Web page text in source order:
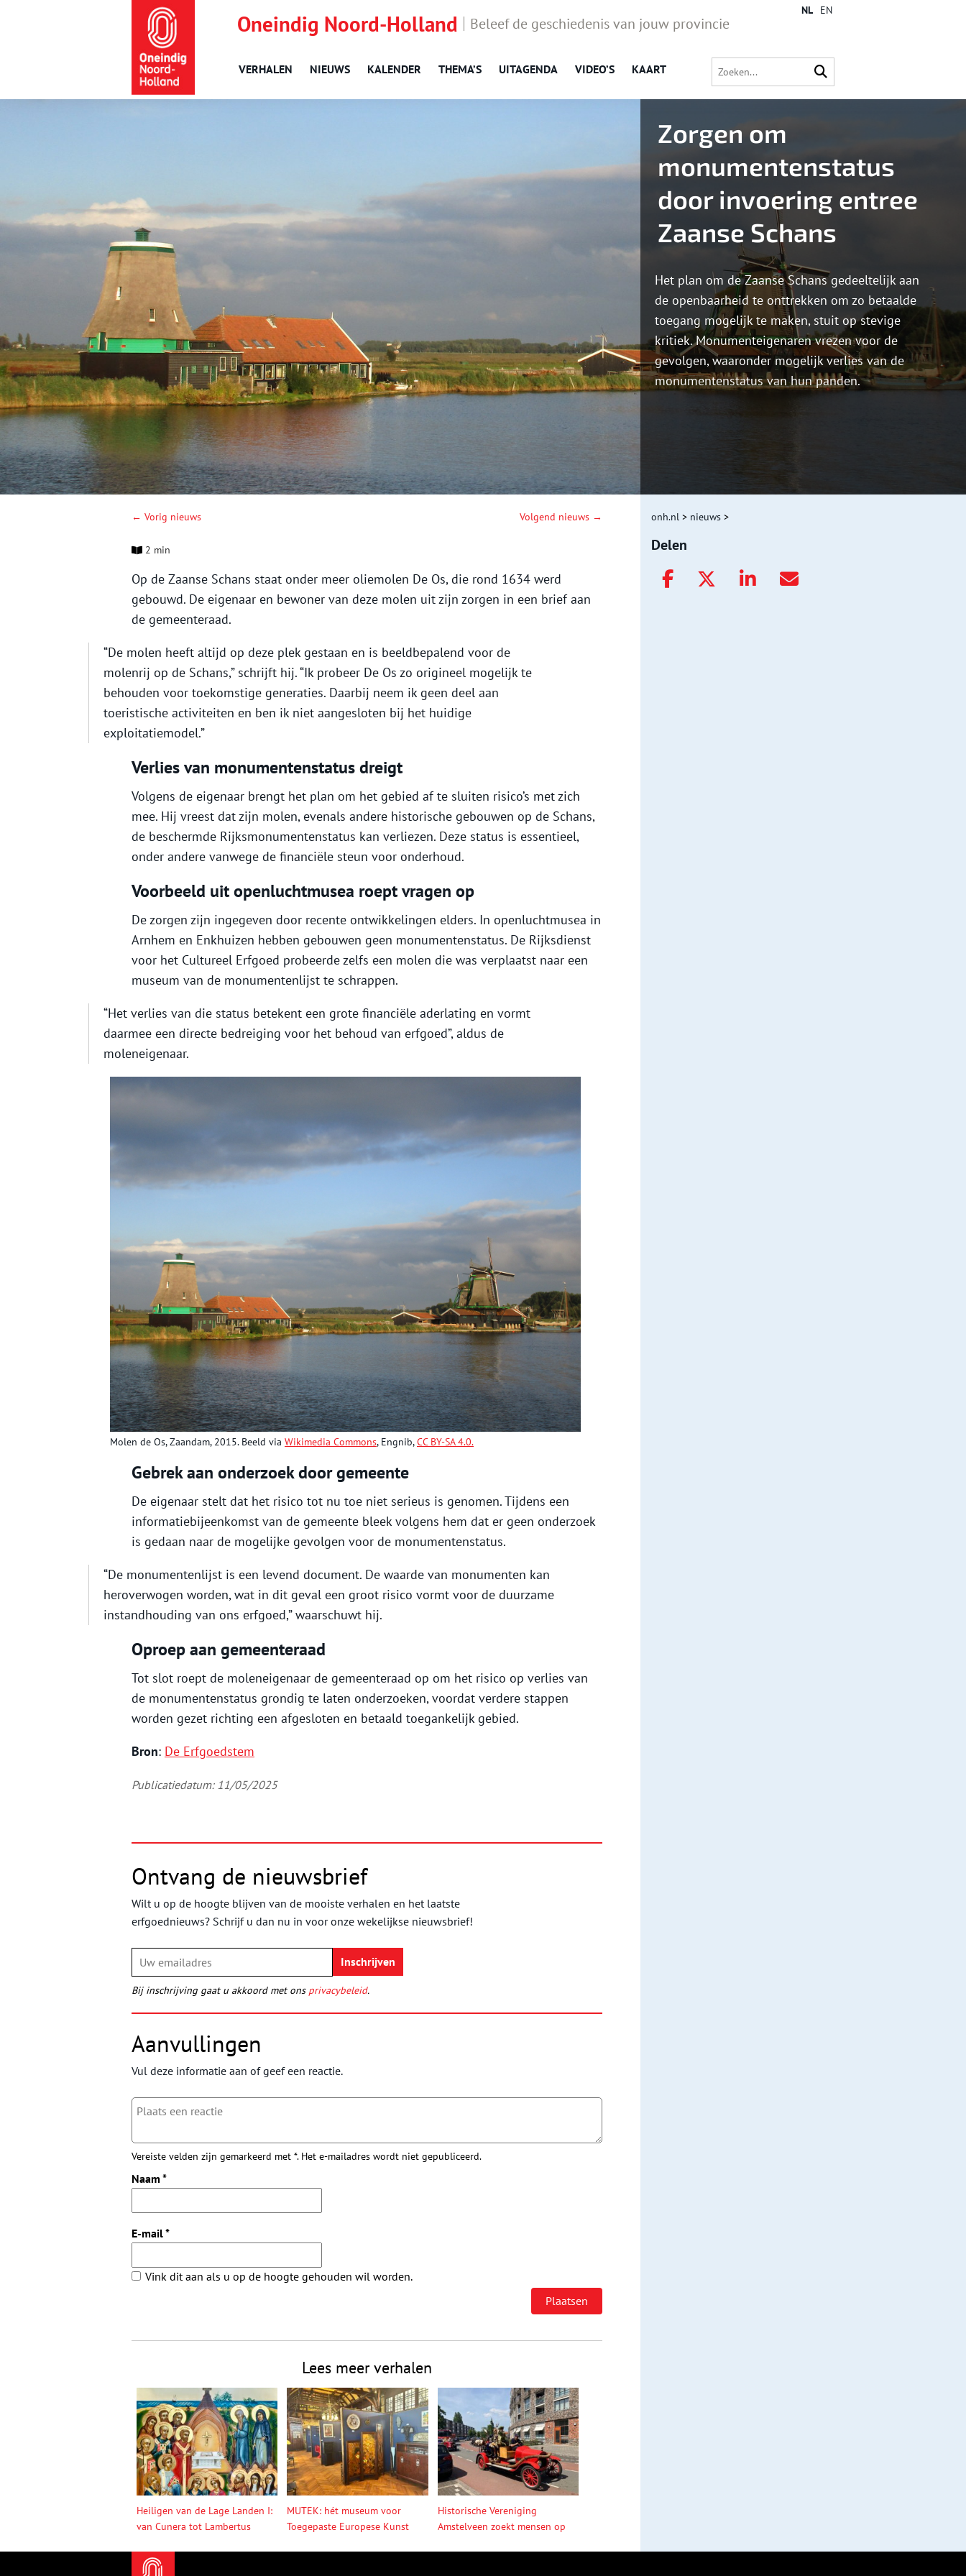
Oneindig Noord-Holland Beleef de geschiedenis van jouw provincie
VERHALEN NIEUWS KALENDER THEMA’S UITAGENDA VIDEO’S KAART
NL EN
Zorgen om
monumentenstatus
door invoering entree
Zaanse Schans
Het plan om de Zaanse Schans gedeeltelijk aan
de openbaarheid te onttrekken om zo betaalde
toegang mogelijk te maken, stuit op stevige
kritiek. Monumenteigenaren vrezen voor de
gevolgen, waaronder mogelijk verlies van de
monumentenstatus van hun panden.
← Vorig nieuws Volgend nieuws →
2 min
Op de Zaanse Schans staat onder meer oliemolen De Os, die rond 1634 werd
gebouwd. De eigenaar en bewoner van deze molen uit zijn zorgen in een brief aan
de gemeenteraad.
“De molen heeft altijd op deze plek gestaan en is beeldbepalend voor de
molenrij op de Schans,” schrijft hij. “Ik probeer De Os zo origineel mogelijk te
behouden voor toekomstige generaties. Daarbij neem ik geen deel aan
toeristische activiteiten en ben ik niet aangesloten bij het huidige
exploitatiemodel.”
Verlies van monumentenstatus dreigt
Volgens de eigenaar brengt het plan om het gebied af te sluiten risico’s met zich
mee. Hij vreest dat zijn molen, evenals andere historische gebouwen op de Schans,
de beschermde Rijksmonumentenstatus kan verliezen. Deze status is essentieel,
onder andere vanwege de financiële steun voor onderhoud.
Voorbeeld uit openluchtmusea roept vragen op
De zorgen zijn ingegeven door recente ontwikkelingen elders. In openluchtmusea in
Arnhem en Enkhuizen hebben gebouwen geen monumentenstatus. De Rijksdienst
voor het Cultureel Erfgoed probeerde zelfs een molen die was verplaatst naar een
museum van de monumentenlijst te schrappen.
“Het verlies van die status betekent een grote financiële aderlating en vormt
daarmee een directe bedreiging voor het behoud van erfgoed”, aldus de
moleneigenaar.
Molen de Os, Zaandam, 2015. Beeld via Wikimedia Commons, Engnib,CC BY-SA 4.0.
Gebrek aan onderzoek door gemeente
De eigenaar stelt dat het risico tot nu toe niet serieus is genomen. Tijdens een
informatiebijeenkomst van de gemeente bleek volgens hem dat er geen onderzoek
is gedaan naar de mogelijke gevolgen voor de monumentenstatus.
“De monumentenlijst is een levend document. De waarde van monumenten kan
heroverwogen worden, wat in dit geval een groot risico vormt voor de duurzame
instandhouding van ons erfgoed,” waarschuwt hij.
Oproep aan gemeenteraad
Tot slot roept de moleneigenaar de gemeenteraad op om het risico op verlies van
de monumentenstatus grondig te laten onderzoeken, voordat verdere stappen
worden gezet richting een afgesloten en betaald toegankelijk gebied.
Bron: De Erfgoedstem
Publicatiedatum: 11/05/2025
Ontvang de nieuwsbrief
Wilt u op de hoogte blijven van de mooiste verhalen en het laatste
erfgoednieuws? Schrijf u dan nu in voor onze wekelijkse nieuwsbrief!
Bij inschrijving gaat u akkoord met ons privacybeleid.
Aanvullingen
Vul deze informatie aan of geef een reactie.
Vereiste velden zijn gemarkeerd met *. Het e-mailadres wordt niet gepubliceerd.
Naam *
E-mail*
Vink dit aan als u op de hoogte gehouden wil worden.
Lees meer verhalen
Heiligen van de Lage Landen I:
van Cunera tot Lambertus
MUTEK: hét museum voor
Toegepaste Europese Kunst
Historische Vereniging
Amstelveen zoekt mensen op
onh.nl > nieuws >
Delen